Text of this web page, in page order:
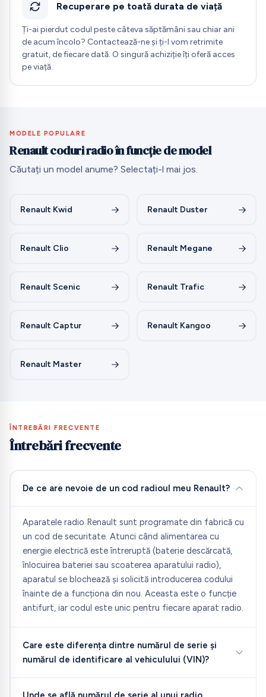
Recuperare pe toată durata de viață
Ți-ai pierdut codul peste câteva săptămâni sau chiar ani
de acum încolo? Contactează-ne și ți-l vom retrimite
gratuit, de fiecare dată. O singură achiziție îți oferă acces
pe viață.
MODELE POPULARE
Renault coduri radio în funcție de model
Căutați un model anume? Selectați-l mai jos.
Renault Kwid Renault Duster
Renault Clio Renault Megane
Renault Scenic Renault Trafic
Renault Captur Renault Kangoo
Renault Master
ÎNTREBĂRI FRECVENTE
Întrebări frecvente
De ce are nevoie de un cod radioul meu Renault?
Aparatele radio Renault sunt programate din fabrică cu
un cod de securitate. Atunci când alimentarea cu
energie electrică este întreruptă (baterie descărcată,
înlocuirea bateriei sau scoaterea aparatului radio),
aparatul se blochează și solicită introducerea codului
înainte de a funcționa din nou. Aceasta este o funcție
antifurt, iar codul este unic pentru fiecare aparat radio.
Care este diferența dintre numărul de serie și
numărul de identificare al vehiculului (VIN)?